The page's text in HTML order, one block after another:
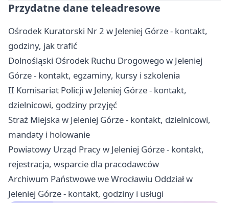
Przydatne dane teleadresowe
Ośrodek Kuratorski Nr 2 w Jeleniej Górze - kontakt,
godziny, jak trafić
Dolnośląski Ośrodek Ruchu Drogowego w Jeleniej
Górze - kontakt, egzaminy, kursy i szkolenia
II Komisariat Policji w Jeleniej Górze - kontakt,
dzielnicowi, godziny przyjęć
Straż Miejska w Jeleniej Górze - kontakt, dzielnicowi,
mandaty i holowanie
Powiatowy Urząd Pracy w Jeleniej Górze - kontakt,
rejestracja, wsparcie dla pracodawców
Archiwum Państwowe we Wrocławiu Oddział w
Jeleniej Górze - kontakt, godziny i usługi